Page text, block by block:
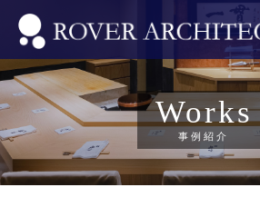
Works
事例紹介